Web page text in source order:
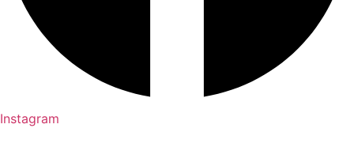
Instagram